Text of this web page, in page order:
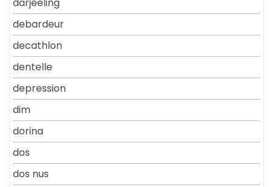
debardeur
decathlon
dentelle
depression
dim
dorina
dos
dos nus